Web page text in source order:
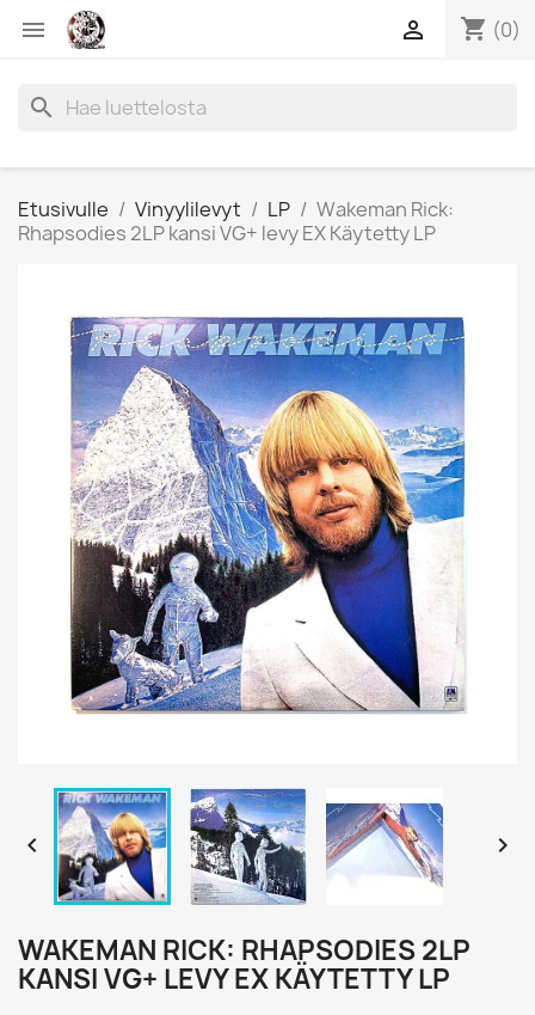
 shopping_cart (0)

search
Etusivulle Vinyylilevyt LP
Wakeman Rick:
Rhapsodies 2LP kansi VG+ levy EX Käytetty LP
 
WAKEMAN RICK: RHAPSODIES 2LP
KANSI VG+ LEVY EX KÄYTETTY LP